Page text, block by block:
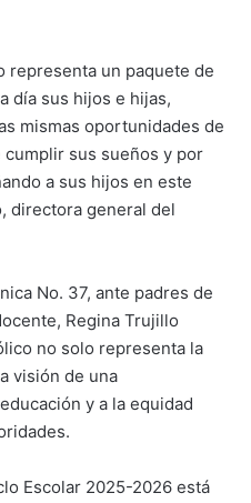
representa un paquete de
día sus hijos e hijas,
mismas oportunidades de
sus sueños y por
a sus hijos en este
directora general del
No. 37, ante padres de
Regina Trujillo
no solo representa la
visión de una
y a la equidad
Escolar 2025-2026 está